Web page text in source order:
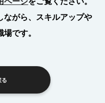
ながら、スキルアップや
です。
る